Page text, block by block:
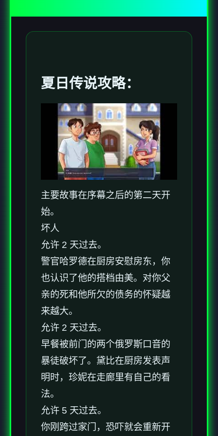
夏日传说攻略：
主要故事在序幕之后的第二天开
始。
坏人
允许 2 天过去。
警官哈罗德在厨房安慰房东，你
也认识了他的搭档由美。对你父
亲的死和他所欠的债务的怀疑越
来越大。
允许 2 天过去。
早餐被前门的两个俄罗斯口音的
暴徒破坏了。黛比在厨房发表声
明时，珍妮在走廊里有自己的看
法。
允许 5 天过去。
你刚跨过家门，恐吓就会重新开